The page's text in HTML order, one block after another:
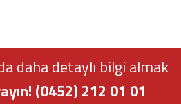
daha detaylı bilgi almak
(0452) 212 01 01